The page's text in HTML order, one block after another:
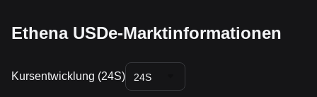
• Solange der Markt oberhalb des 0,9990 $-Key-Structural-
Adoption und Wachstum der Nützlichkeit intakt.
Trend-Übersicht
Ethena USDe-Marktinformationen
Kursentwicklung (24S) 24S